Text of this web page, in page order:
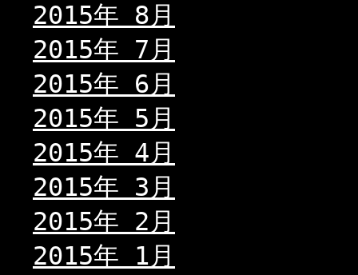
2015年 8月
2015年 7月
2015年 6月
2015年 5月
2015年 4月
2015年 3月
2015年 2月
2015年 1月